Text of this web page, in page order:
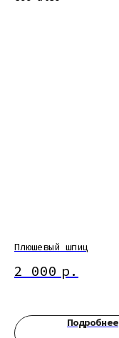
Плюшевый шпиц
2 000 р.
Подробнее